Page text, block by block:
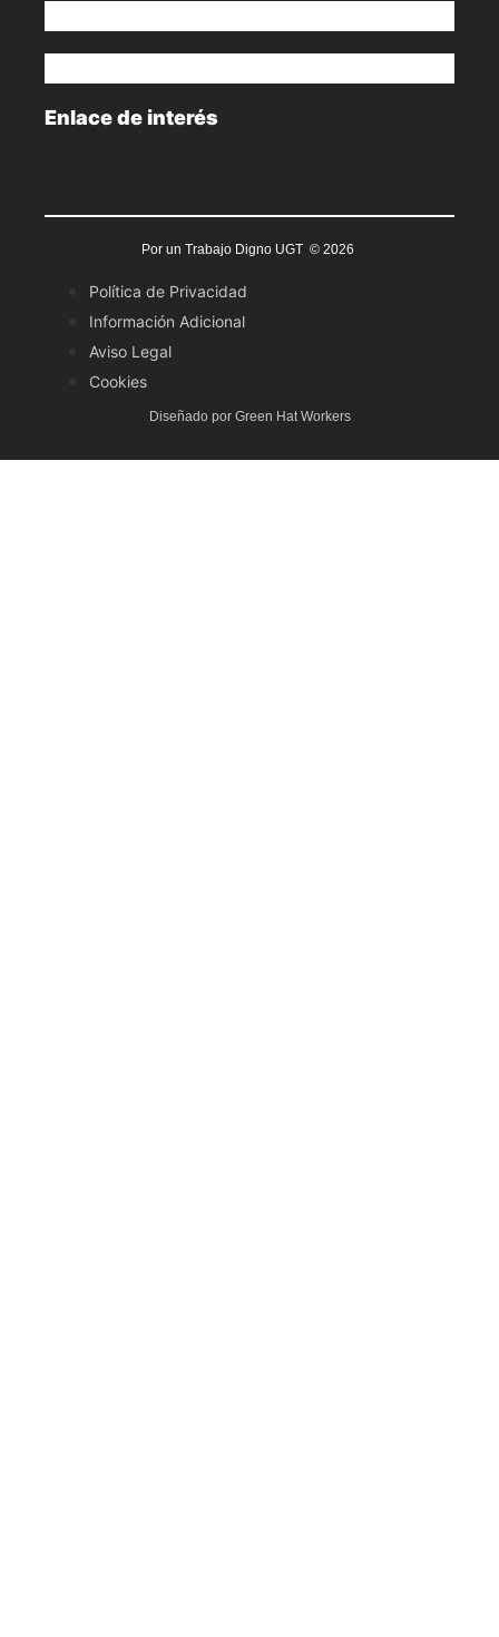
Enlace de interés
Por un Trabajo Digno UGT © 2026
Política de Privacidad
Información Adicional
Aviso Legal
Cookies
Diseñado por Green Hat Workers